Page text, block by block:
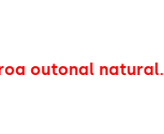
outonal natural.